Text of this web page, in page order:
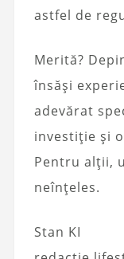
astfel de
Merită?
însăși
adevărat
investiție și
Pentru alții,
neînțeles.
Stan KI